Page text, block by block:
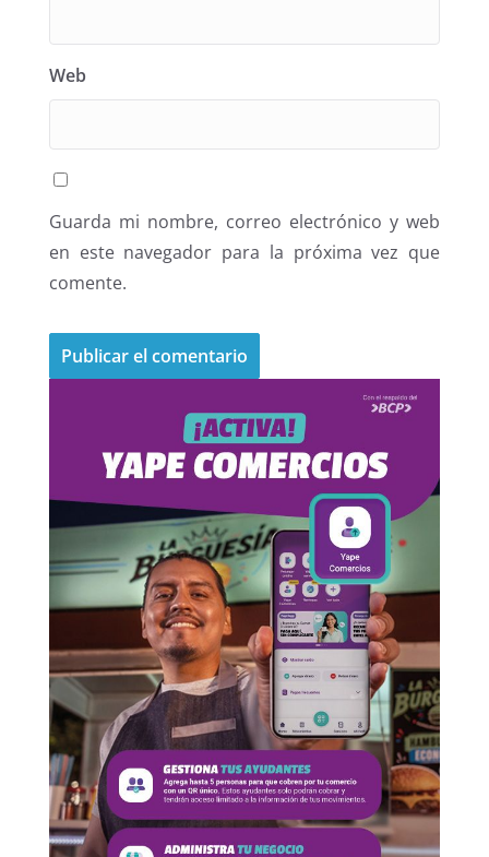
Web
Guarda mi nombre, correo electrónico y web
en este navegador para la próxima vez que
comente.